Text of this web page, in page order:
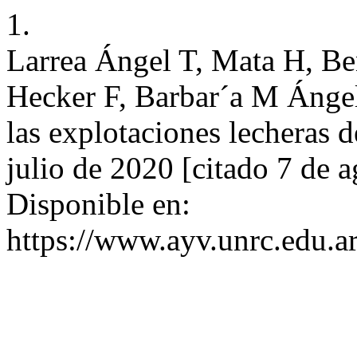
1.
Larrea Ángel T, Mata H,
Hecker F, Barbar´a M
las explotaciones lecheras
julio de 2020 [citado 7 de
Disponible en:
https://